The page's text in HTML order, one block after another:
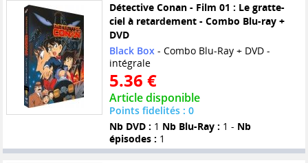
Détective Conan - Film 01 : Le gratte-
ciel à retardement - Combo Blu-ray +
DVD
Black Box- Combo Blu-Ray + DVD -
intégrale
5.36 €
Article disponible
Points fidelités : 0
Nb DVD : 1 Nb Blu-Ray : 1 - Nb
épisodes : 1